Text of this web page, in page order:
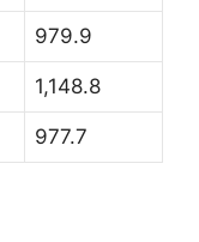
979.9
1,148.8
977.7